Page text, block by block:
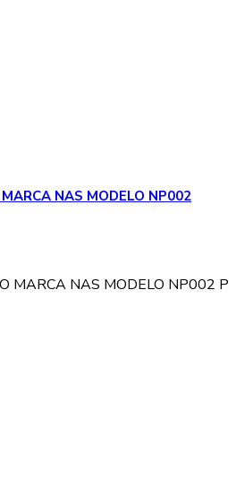
NAS MODELO NP002
MARCA NAS MODELO NP002